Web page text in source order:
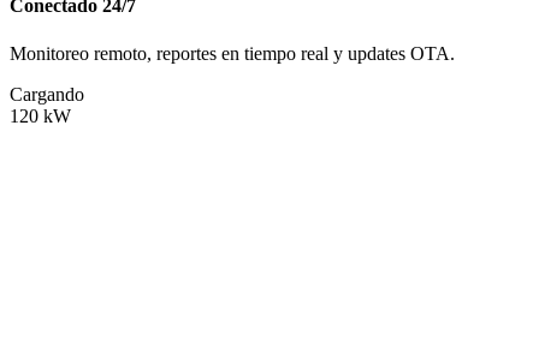
Conectado 24/7
Monitoreo remoto, reportes en tiempo real y updates OTA.
Cargando
120 kW